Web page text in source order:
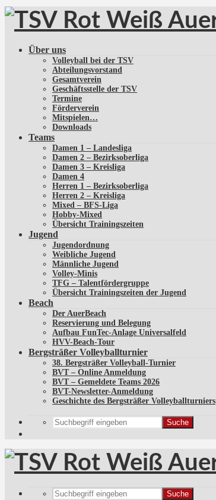
Über uns
Volleyball bei der TSV
Abteilungsvorstand
Gesamtverein
Geschäftsstelle der TSV
Termine
Förderverein
Mitspielen…
Downloads
Teams
Damen 1 – Landesliga
Damen 2 – Bezirksoberliga
Damen 3 – Kreisliga
Damen 4
Herren 1 – Bezirksoberliga
Herren 2 – Kreisliga
Mixed – BFS-Liga
Hobby-Mixed
Übersicht Trainingszeiten
Jugend
Jugendordnung
Weibliche Jugend
Männliche Jugend
Volley-Minis
TFG – Talentfördergruppe
Übersicht Trainingszeiten der Jugend
Beach
Der AuerBeach
Reservierung und Belegung
Aufbau FunTec-Anlage Universalfeld
HVV-Beach-Tour
Bergsträßer Volleyballturnier
38. Bergsträßer Volleyball-Turnier
BVT – Online Anmeldung
BVT – Gemeldete Teams 2026
BVT-Newsletter-Anmeldung
Geschichte des Bergsträßer Volleyballturniers
Suche
Suche